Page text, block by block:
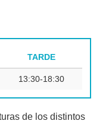
TARDE
13:30-18:30
de los distintos